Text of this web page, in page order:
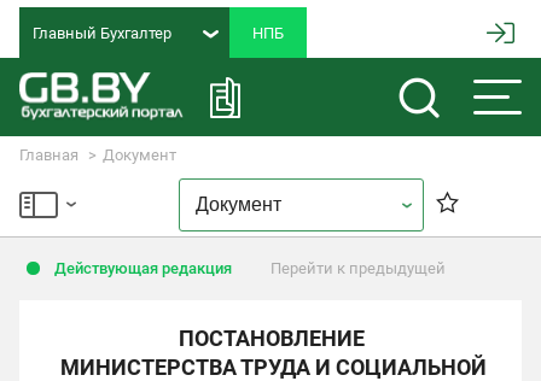
Главный Бухгалтер
Главная Документ
Действующая редакция Перейти к предыдущей
ПОСТАНОВЛЕНИЕ
МИНИСТЕРСТВА ТРУДА И СОЦИАЛЬНОЙ